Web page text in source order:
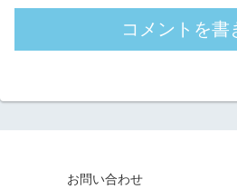
コメントを書
お問い合わせ